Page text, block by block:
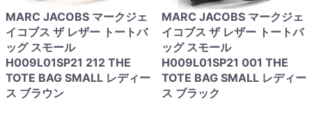
MARC JACOBS マークジェ
イコブス ザ レザー トートバ
ッグ スモール
H009L01SP21 212 THE
TOTE BAG SMALL レディー
ス ブラウン
MARC JACOBS マークジェ
イコブス ザ レザー トートバ
ッグ スモール
H009L01SP21 001 THE
TOTE BAG SMALL レディー
ス ブラック